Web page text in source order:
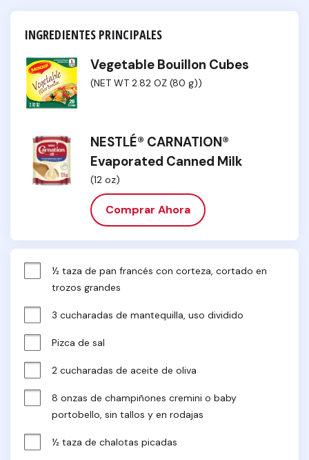
INGREDIENTES PRINCIPALES
Vegetable Bouillon Cubes
(NET WT 2.82 OZ (80 g))
NESTLÉ® CARNATION®
Evaporated Canned Milk
(12 oz)
Comprar Ahora
½ taza de pan francés con corteza, cortado en
trozos grandes
3 cucharadas de mantequilla, uso dividido
Pizca de sal
2 cucharadas de aceite de oliva
8 onzas de champiñones cremini o baby
portobello, sin tallos y en rodajas
½ taza de chalotas picadas